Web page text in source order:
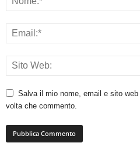
Salva il mio nome, email e sito
volta che commento.